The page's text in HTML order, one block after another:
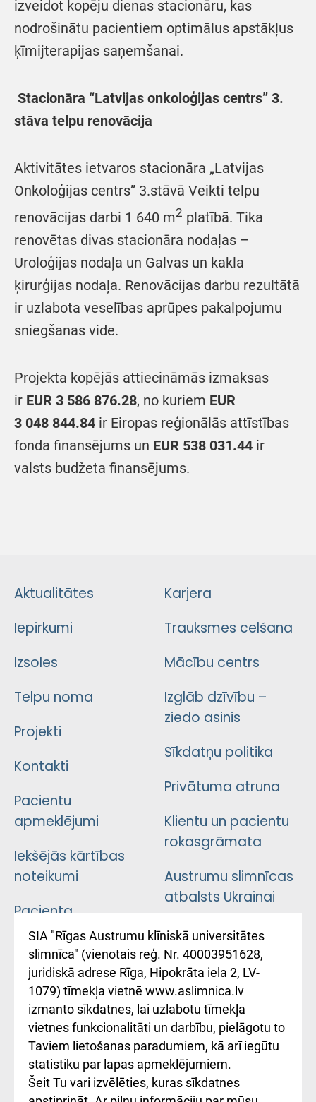
izveidot kopēju dienas stacionāru, kas
nodrošinātu pacientiem optimālus apstākļus
ķīmijterapijas saņemšanai.
Stacionāra “Latvijas onkoloģijas centrs” 3.
stāva telpu renovācija
Aktivitātes ietvaros stacionāra „Latvijas
Onkoloģijas centrs” 3.stāvā Veikti telpu
renovācijas darbi 1 640 m2 platībā. Tika
renovētas divas stacionāra nodaļas –
Uroloģijas nodaļa un Galvas un kakla
ķirurģijas nodaļa. Renovācijas darbu rezultātā
ir uzlabota veselības aprūpes pakalpojumu
sniegšanas vide.
Projekta kopējās attiecināmās izmaksas
ir EUR 3 586 876.28, no kuriem EUR
3 048 844.84 ir Eiropas reģionālās attīstības
fonda finansējums un EUR 538 031.44 ir
valsts budžeta finansējums.
Aktualitātes
Iepirkumi
Izsoles
Telpu noma
Projekti
Kontakti
Pacientu
apmeklējumi
Iekšējās kārtības
noteikumi
Pacienta
atsauksmju/sūdzību
iesniegšanas
kārtība
Kā pie mums nokļūt
Rēķinu apmaksas
ceļvedis
Rekvizīti un
Karjera
Trauksmes celšana
Mācību centrs
Izglāb dzīvību –
ziedo asinis
Sīkdatņu politika
Privātuma atruna
Klientu un pacientu
rokasgrāmata
Austrumu slimnīcas
atbalsts Ukrainai
Підтримка Східної
лікарні та співпраця з
Україною
SIA "Rīgas Austrumu klīniskā universitātes
slimnīca" (vienotais reģ. Nr. 40003951628,
juridiskā adrese Rīga, Hipokrāta iela 2, LV-
1079) tīmekļa vietnē www.aslimnica.lv
izmanto sīkdatnes, lai uzlabotu tīmekļa
vietnes funkcionalitāti un darbību, pielāgotu to
Taviem lietošanas paradumiem, kā arī iegūtu
statistiku par lapas apmeklējumiem.
Šeit Tu vari izvēlēties, kuras sīkdatnes